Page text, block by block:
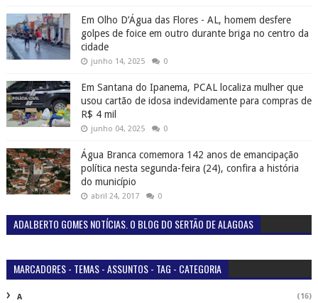
Em Olho D’Água das Flores - AL, homem desfere
golpes de foice em outro durante briga no centro da
cidade
junho 14, 2025 0
Em Santana do Ipanema, PCAL localiza mulher que
usou cartão de idosa indevidamente para compras de
R$ 4 mil
junho 04, 2025 0
Água Branca comemora 142 anos de emancipação
política nesta segunda-feira (24), confira a história
do município
abril 24, 2017 0
ADALBERTO GOMES NOTÍCIAS. O BLOG DO SERTÃO DE ALAGOAS
MARCADORES - TEMAS - ASSUNTOS - TAG - CATEGORIA
A (16)